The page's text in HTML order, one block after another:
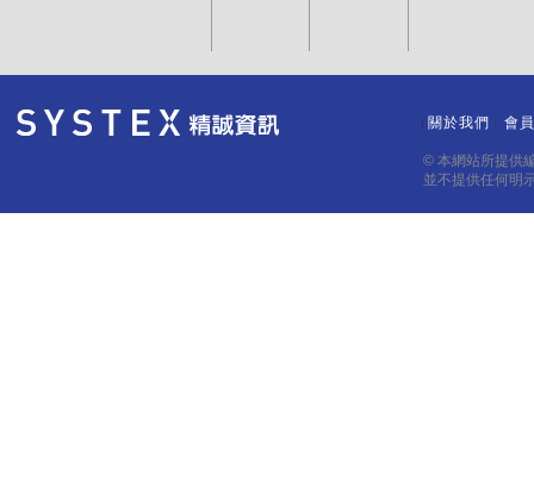
關於我們 會
© 本網站所提供
並不提供任何明